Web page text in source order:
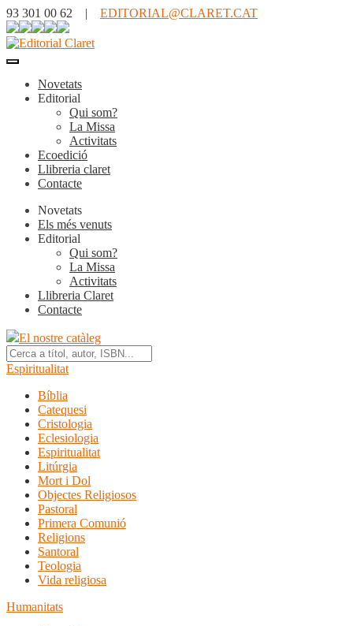
93 301 00 62 | EDITORIAL@CLARET.CAT
Novetats
Editorial
Qui som?
La Missa
Activitats
Ecoedició
Llibreria claret
Contacte
Novetats
Els més venuts
Editorial
Qui som?
La Missa
Activitats
Llibreria Claret
Contacte
El nostre catàleg
Espiritualitat
Bíblia
Catequesi
Cristologia
Eclesiologia
Espiritualitat
Litúrgia
Mort i Dol
Objectes Religiosos
Pastoral
Primera Comunió
Religions
Santoral
Teologia
Vida religiosa
Humanitats